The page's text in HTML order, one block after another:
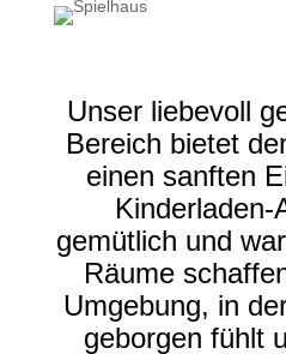
Unser liebevoll
Bereich bietet
einen sanften
Kinderladen-
gemütlich und
Räume
Umgebung, in
geborgen fühlt